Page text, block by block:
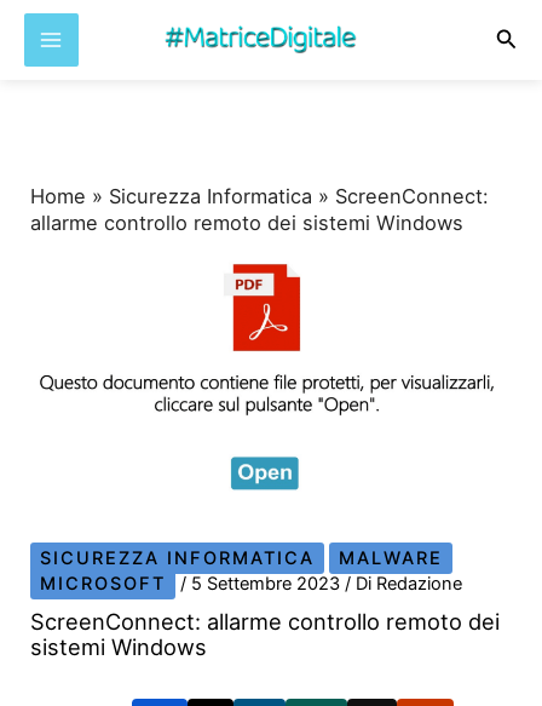
Home » Sicurezza Informatica » ScreenConnect:
allarme controllo remoto dei sistemi Windows
SICUREZZA INFORMATICA
MALWARE
MICROSOFT
/ 5 Settembre 2023 / Di Redazione
ScreenConnect: allarme controllo remoto dei
sistemi Windows